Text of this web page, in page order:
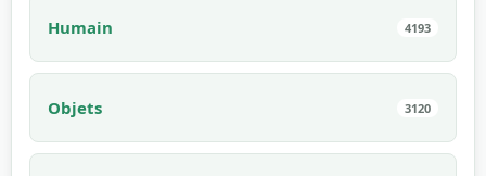
Humain 4193
Objets 3120